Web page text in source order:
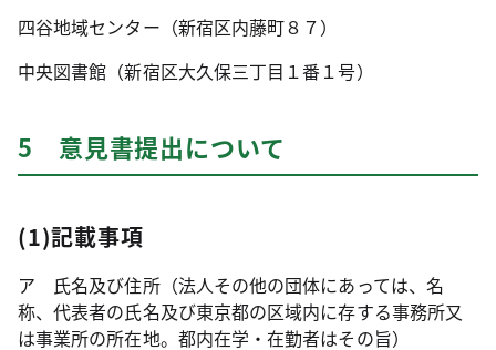
四谷地域センター（新宿区内藤町８７）
中央図書館（新宿区大久保三丁目１番１号）
5 意見書提出について
(1)記載事項
ア 氏名及び住所（法人その他の団体にあっては、名
称、代表者の氏名及び東京都の区域内に存する事務所又
は事業所の所在地。都内在学・在勤者はその旨）